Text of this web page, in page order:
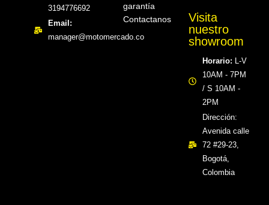
3194776692
Email:
manager@motomercado.co
garantía
Contactanos
Visita
nuestro
showroom
Horario:
L-V
10AM - 7PM
/ S 10AM -
2PM
Dirección:
Avenida calle
72 #29-23,
Bogotá,
Colombia​